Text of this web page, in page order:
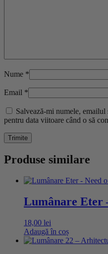
Nume *
Email *
Salvează-mi numele,
pentru data viitoare când o să
Produse similare
Lumânare Eter
18,00 lei
Adaugă în coș